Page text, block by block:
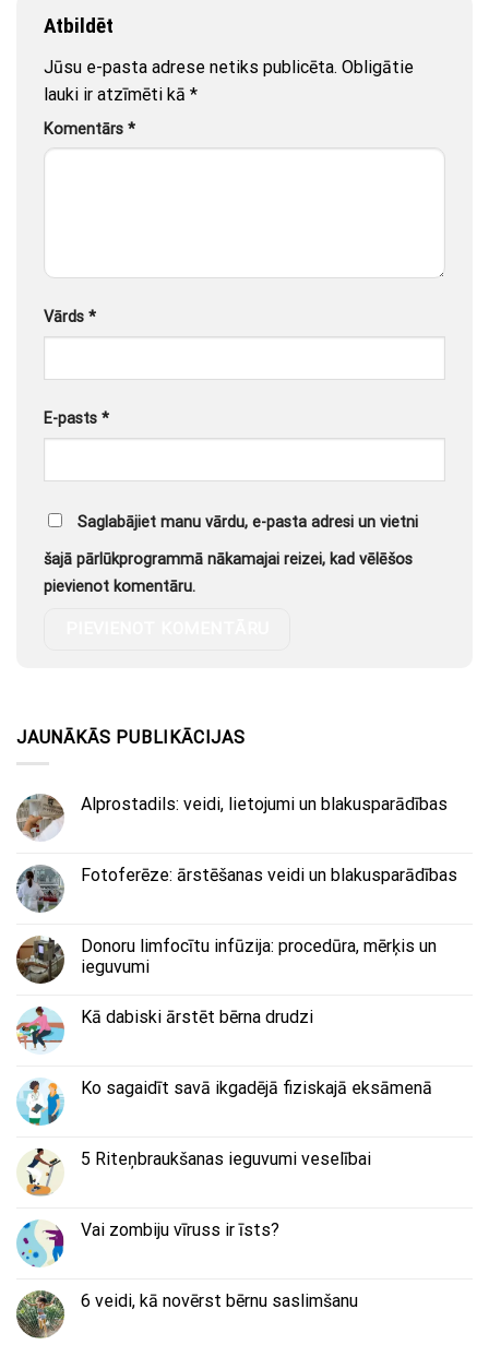
Atbildēt
Jūsu e-pasta adrese netiks publicēta. Obligātie
lauki ir atzīmēti kā *
Komentārs *
Vārds *
E-pasts *
Saglabājiet manu vārdu, e-pasta adresi un vietni
šajā pārlūkprogrammā nākamajai reizei, kad vēlēšos
pievienot komentāru.
JAUNĀKĀS PUBLIKĀCIJAS
Alprostadils: veidi, lietojumi un blakusparādības
Fotoferēze: ārstēšanas veidi un blakusparādības
Donoru limfocītu infūzija: procedūra, mērķis un
ieguvumi
Kā dabiski ārstēt bērna drudzi
Ko sagaidīt savā ikgadējā fiziskajā eksāmenā
5 Riteņbraukšanas ieguvumi veselībai
Vai zombiju vīruss ir īsts?
6 veidi, kā novērst bērnu saslimšanu